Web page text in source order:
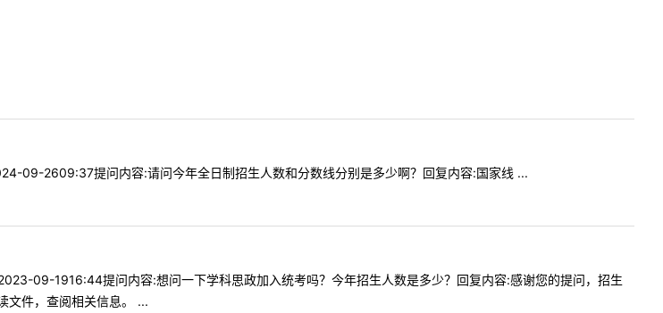
09-2609:37提问内容:请问今年全日制招生人数和分数线分别是多少啊？回复内容:国家线 ...
09-1916:44提问内容:想问一下学科思政加入统考吗？今年招生人数是多少？回复内容:感谢您的提问，招生
文件，查阅相关信息。 ...